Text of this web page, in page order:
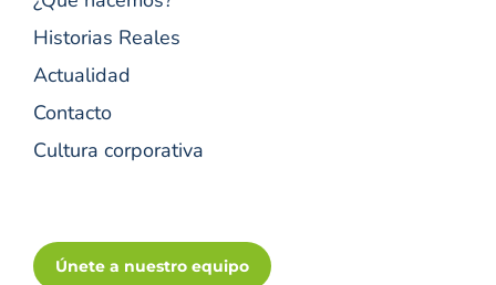
Historias Reales
Actualidad
Contacto
Cultura corporativa
Únete a nuestro equipo